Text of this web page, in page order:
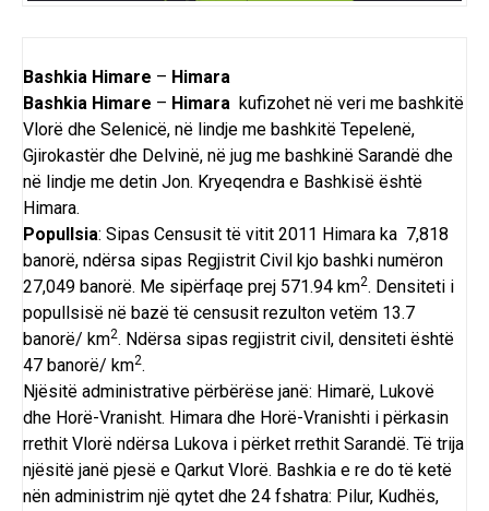
Bashkia Himare – Himara
Bashkia Himare – Himara kufizohet në veri me bashkitë
Vlorë dhe Selenicë, në lindje me bashkitë Tepelenë,
Gjirokastër dhe Delvinë, në jug me bashkinë Sarandë dhe
në lindje me detin Jon. Kryeqendra e Bashkisë është
Himara.
Popullsia: Sipas Censusit të vitit 2011 Himara ka 7,818
banorë, ndërsa sipas Regjistrit Civil kjo bashki numëron
27,049 banorë. Me sipërfaqe prej 571.94 km2. Densiteti i
popullsisë në bazë të censusit rezulton vetëm 13.7
banorë/ km2. Ndërsa sipas regjistrit civil, densiteti është
47 banorë/ km2.
Njësitë administrative përbërëse janë: Himarë, Lukovë
dhe Horë-Vranisht. Himara dhe Horë-Vranishti i përkasin
rrethit Vlorë ndërsa Lukova i përket rrethit Sarandë. Të trija
njësitë janë pjesë e Qarkut Vlorë. Bashkia e re do të ketë
nën administrim një qytet dhe 24 fshatra: Pilur, Kudhës,